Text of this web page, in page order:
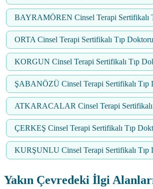
BAYRAMÖREN Cinsel Terapi Sertifikalı
ORTA Cinsel Terapi Sertifikalı Tıp Doktoru
KORGUN Cinsel Terapi Sertifikalı Tıp
ŞABANÖZÜ Cinsel Terapi Sertifikalı Tıp
ATKARACALAR Cinsel Terapi Sertifikalı
ÇERKEŞ Cinsel Terapi Sertifikalı Tıp
KURŞUNLU Cinsel Terapi Sertifikalı Tıp
Yakın Çevredeki İlgi